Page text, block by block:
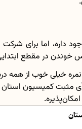
اما برای شرکت
خوندن در مقطع
خیلی خوب از همه
مثبت کمیسیون